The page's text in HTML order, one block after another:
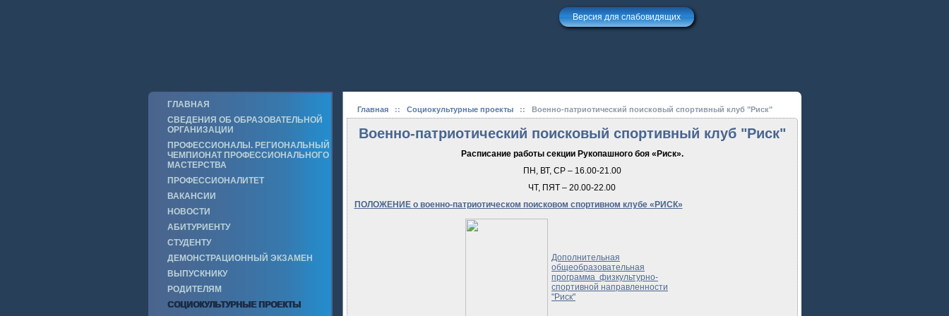
Версия для слабовидящих
ГЛАВНАЯ
СВЕДЕНИЯ ОБ ОБРАЗОВАТЕЛЬНОЙ
ОРГАНИЗАЦИИ
ПРОФЕССИОНАЛЫ. РЕГИОНАЛЬНЫЙ
ЧЕМПИОНАТ ПРОФЕССИОНАЛЬНОГО
МАСТЕРСТВА
ПРОФЕССИОНАЛИТЕТ
ВАКАНСИИ
НОВОСТИ
АБИТУРИЕНТУ
СТУДЕНТУ
ДЕМОНСТРАЦИОННЫЙ ЭКЗАМЕН
ВЫПУСКНИКУ
РОДИТЕЛЯМ
СОЦИОКУЛЬТУРНЫЕ ПРОЕКТЫ
Главная:: Социокультурные проекты:: Военно-патриотический поисковый спортивный клуб "Риск"
Военно-патриотический поисковый спортивный клуб "Риск"
Расписание работы секции Рукопашного боя «Риск».
ПН, ВТ, СР – 16.00-21.00
ЧТ, ПЯТ – 20.00-22.00
ПОЛОЖЕНИЕ о военно-патриотическом поисковом спортивном клубе «РИСК»
Дополнительная
общеобразовательная
программа физкультурно-
спортивной направленности
"Риск"